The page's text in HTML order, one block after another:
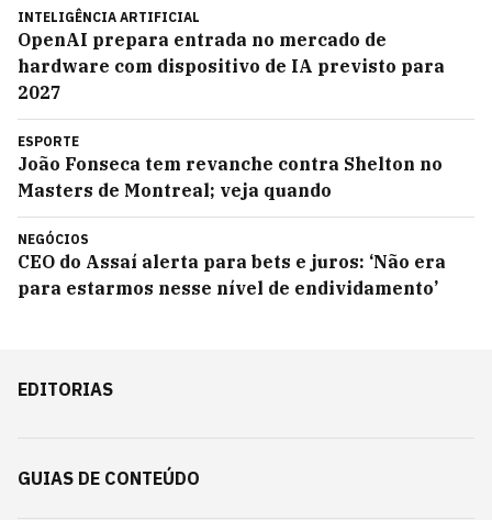
INTELIGÊNCIA ARTIFICIAL
OpenAI prepara entrada no mercado de
hardware com dispositivo de IA previsto para
2027
ESPORTE
João Fonseca tem revanche contra Shelton no
Masters de Montreal; veja quando
NEGÓCIOS
CEO do Assaí alerta para bets e juros: ‘Não era
para estarmos nesse nível de endividamento’
EDITORIAS
GUIAS DE CONTEÚDO